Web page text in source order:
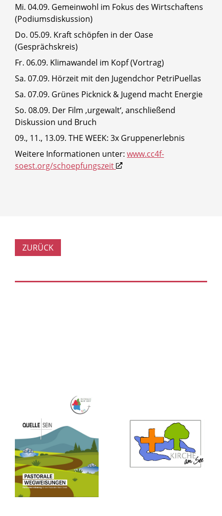
Mi. 04.09. Gemeinwohl im Fokus des Wirtschaftens
(Podiumsdiskussion)
Do. 05.09. Kraft schöpfen in der Oase
(Gesprächskreis)
Fr. 06.09. Klimawandel im Kopf (Vortrag)
Sa. 07.09. Hörzeit mit den Jugendchor PetriPuellas
Sa. 07.09. Grünes Picknick & Jugend macht Energie
So. 08.09. Der Film ‚urgewalt‘, anschließend
Diskussion und Bruch
09., 11., 13.09. THE WEEK: 3x Gruppenerlebnis
Weitere Informationen unter: www.cc4f-
soest.org/schoepfungszeit
ZURÜCK